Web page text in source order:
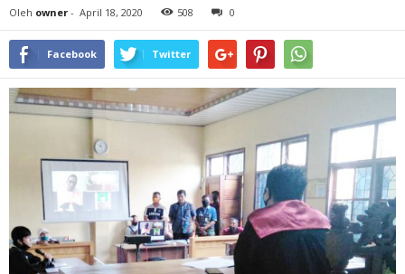
Oleh owner - April 18, 2020 508 0
Facebook Twitter